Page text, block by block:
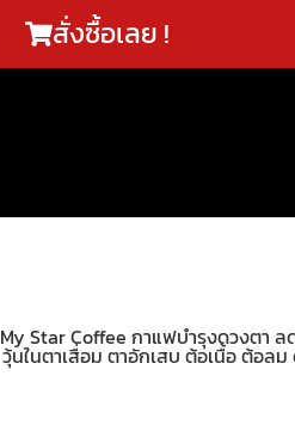
สั่งซื้อเลย !
My Star Coffee กาแฟบำรุงดวงตา
วุ้นในตาเสื่อม ตาอักเสบ ต้อเนื้อ ต้อล